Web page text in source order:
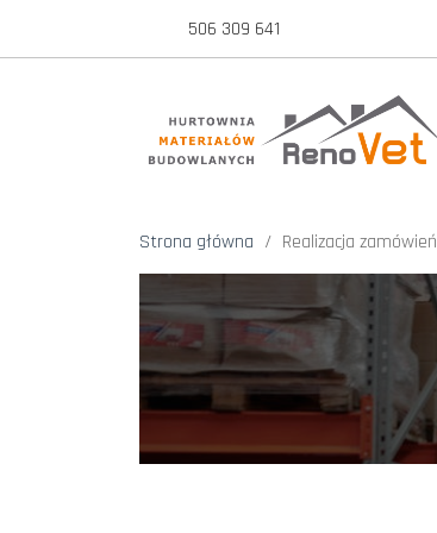
506 309 641
Strona główna Realizacja zamówień